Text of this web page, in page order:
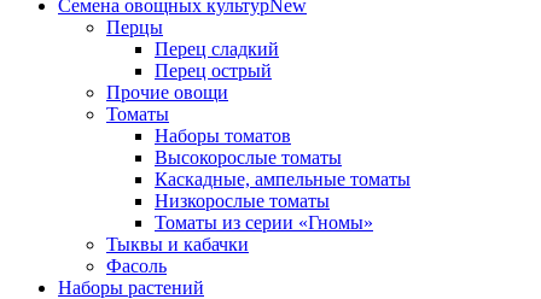
Семена овощных культурNew
Перцы
Перец сладкий
Перец острый
Прочие овощи
Томаты
Наборы томатов
Высокорослые томаты
Каскадные, ампельные томаты
Низкорослые томаты
Томаты из серии «Гномы»
Тыквы и кабачки
Фасоль
Наборы растений